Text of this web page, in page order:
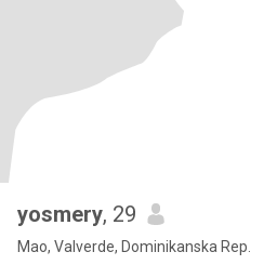
yosmery, 29
Mao, Valverde, Dominikanska Rep.